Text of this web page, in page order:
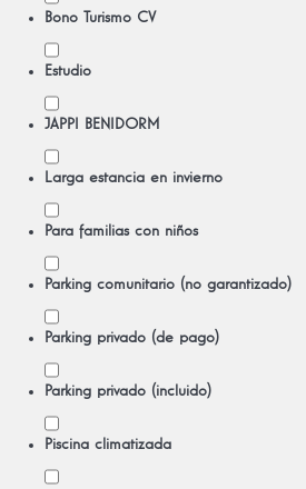
Bono Turismo CV
Estudio
JAPPI BENIDORM
Larga estancia en invierno
Para familias con niños
Parking comunitario (no garantizado)
Parking privado (de pago)
Parking privado (incluido)
Piscina climatizada